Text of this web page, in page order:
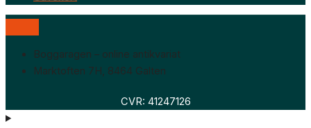
Boggaragen – online antikvariat
Marktoften 7H, 8464 Galten
CVR: 41247126